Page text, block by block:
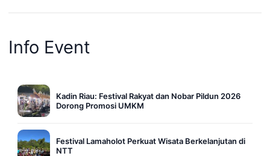
Info Event
Kadin Riau: Festival Rakyat dan Nobar Pildun 2026
Dorong Promosi UMKM
Festival Lamaholot Perkuat Wisata Berkelanjutan di
NTT